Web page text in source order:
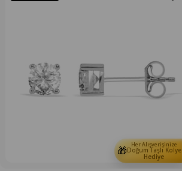
🎁 Her Alışverişinize
Doğum Taşlı Kolye
Hediye